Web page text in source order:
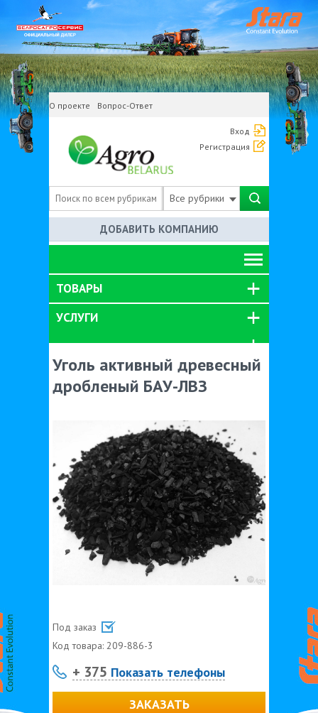
О проекте Вопрос-Ответ
Вход
Регистрация
Все рубрики
ДОБАВИТЬ КОМПАНИЮ
ТОВАРЫ
УСЛУГИ
Уголь активный древесный
дробленый БАУ-ЛВЗ
Под заказ
Код товара: 209-886-3
+ 375 Показать телефоны
ЗАКАЗАТЬ